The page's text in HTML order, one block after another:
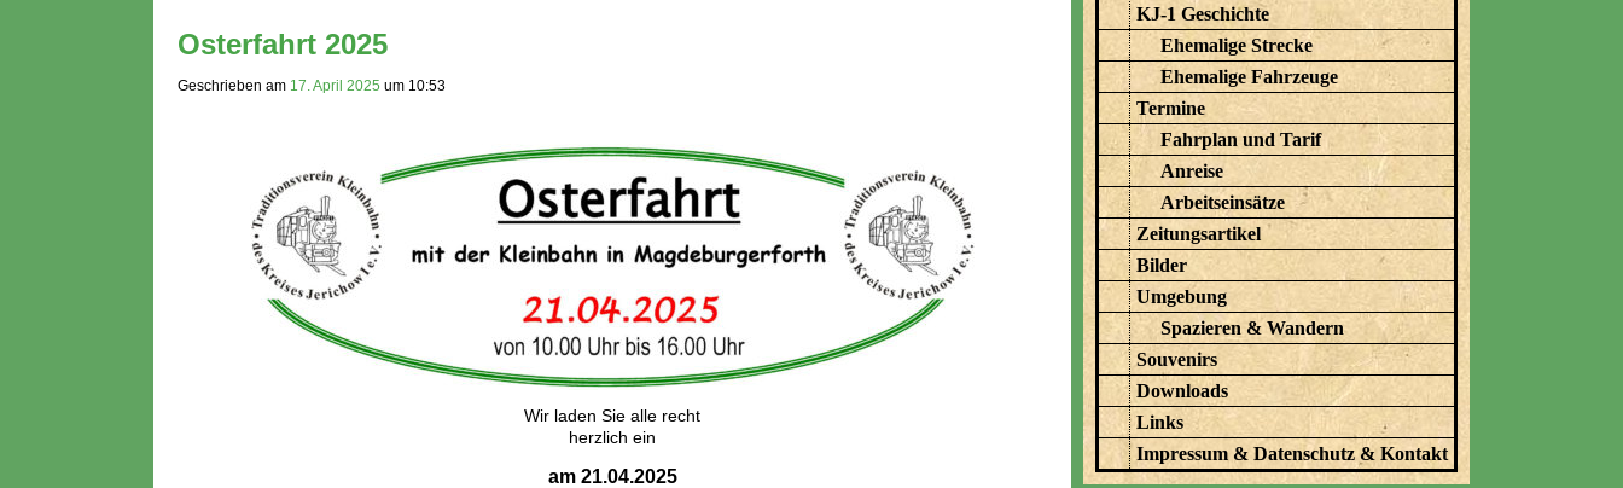
Osterfahrt 2025
Geschrieben am 17. April 2025 um 10:53
Wir laden Sie alle recht
herzlich ein
am 21.04.2025
KJ-1 Geschichte
Ehemalige Strecke
Ehemalige Fahrzeuge
Termine
Fahrplan und Tarif
Anreise
Arbeitseinsätze
Zeitungsartikel
Bilder
Umgebung
Spazieren & Wandern
Souvenirs
Downloads
Links
Impressum & Datenschutz & Kontakt